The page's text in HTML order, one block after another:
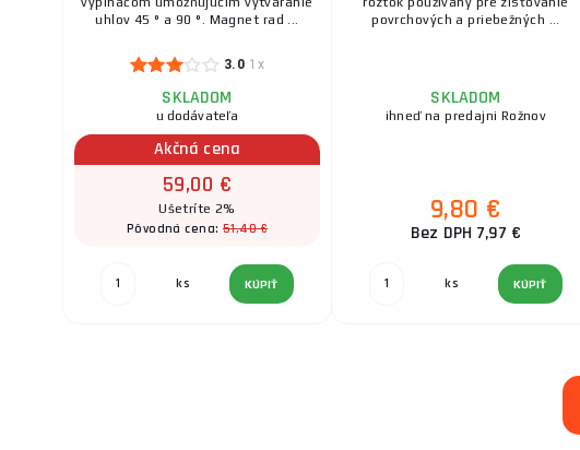
uhlov 45 ° a 90 °. Magnet rad ...
3.0 1x
SKLADOM
u dodávateľa
Akčná cena
59,00 €
Ušetríte 2%
Pôvodná cena:51,40 €
ks KÚPIŤ
povrchových a priebežných ...
SKLADOM
ihneď na predajni Rožnov
9,80 €
Bez DPH 7,97 €
ks KÚPIŤ